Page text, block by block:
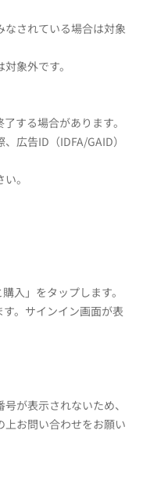
なされている場合は対象
象外です。
する場合があります。
広告ID（IDFA/GAID）
。
入」をタップします。
。サインイン画面が表
が表示されないため、
お問い合わせをお願い